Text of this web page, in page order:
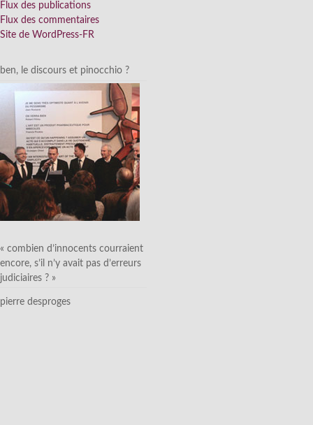
Flux des publications
Flux des commentaires
Site de WordPress-FR
ben, le discours et pinocchio ?
« combien d’innocents courraient
encore, s’il n’y avait pas d’erreurs
judiciaires ? »
pierre desproges